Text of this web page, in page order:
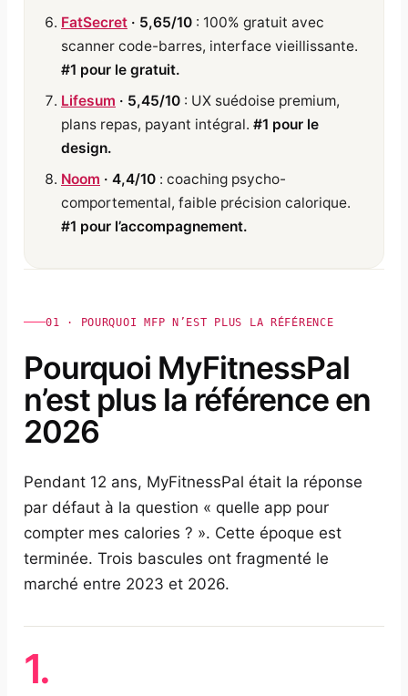
FatSecret · 5,65/10 : 100% gratuit avec
scanner code-barres, interface vieillissante.
#1 pour le gratuit.
Lifesum · 5,45/10 : UX suédoise premium,
plans repas, payant intégral. #1 pour le
design.
Noom · 4,4/10 : coaching psycho-
comportemental, faible précision calorique.
#1 pour l’accompagnement.
01 · POURQUOI MFP N’EST PLUS LA RÉFÉRENCE
Pourquoi MyFitnessPal
n’est plus la référence en
2026
Pendant 12 ans, MyFitnessPal était la réponse
par défaut à la question « quelle app pour
compter mes calories ? ». Cette époque est
terminée. Trois bascules ont fragmenté le
marché entre 2023 et 2026.
1.